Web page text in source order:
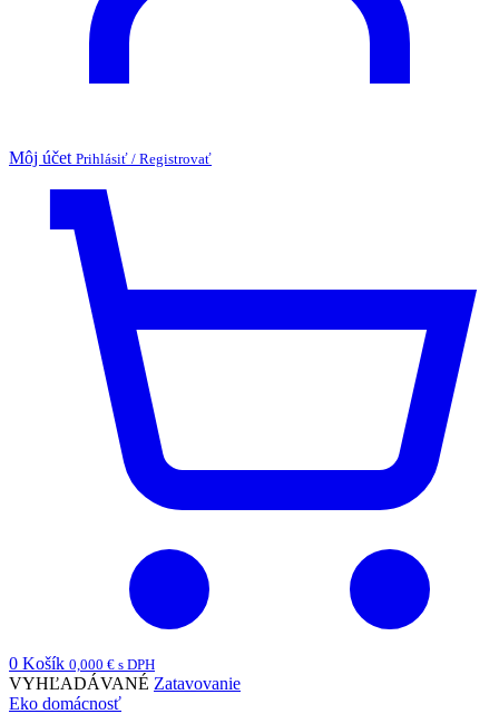
Môj účet Prihlásiť / Registrovať
0 Košík 0,000 € s DPH
VYHĽADÁVANÉ Zatavovanie
Eko domácnosť